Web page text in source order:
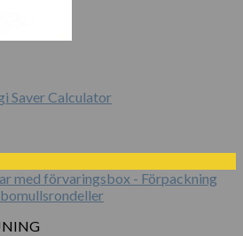
Saver Calculator